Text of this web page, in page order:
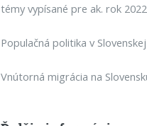
témy vypísané pre ak. rok
Populačná politika v
Vnútorná migrácia na